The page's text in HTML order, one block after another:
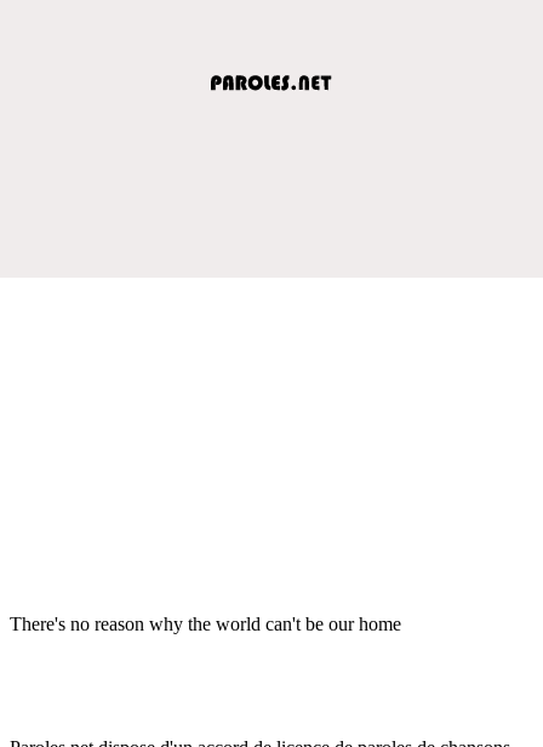
There's no reason why the world can't be our home